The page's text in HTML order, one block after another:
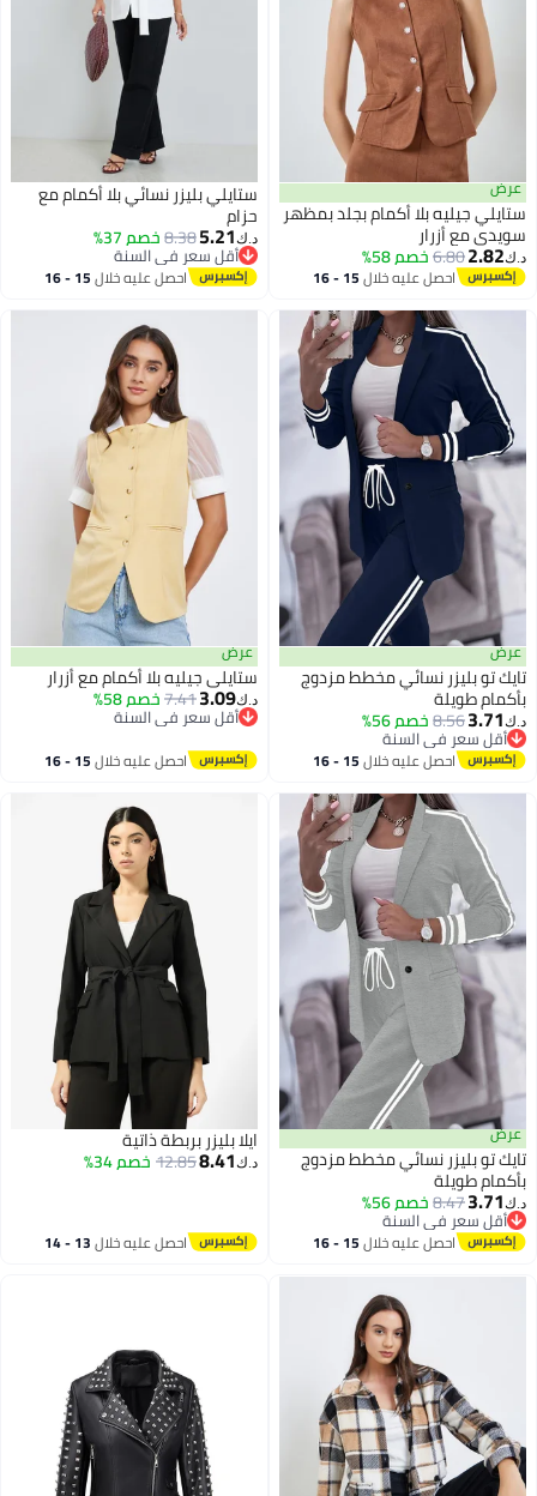
عرض
ستايلي جيليه بلا أكمام بجلد بمظهر
سويدي مع أزرار
د.ك‏2.82
6.80خصم 58%
احصل عليه خلال 15 - 16
ستايلي بليزر نسائي بلا أكمام مع
حزام
د.ك‏5.21
8.38خصم 37%
أقل سعر في السنة
أقل سعر في السنة
احصل عليه خلال 15 - 16
عرض
تايك تو بليزر نسائي مخطط مزدوج
بأكمام طويلة
د.ك‏3.71
8.56خصم 56%
أقل سعر في السنة
أقل سعر في السنة
احصل عليه خلال 15 - 16
اغسطس
2
عرض
ستايلي جيليه بلا أكمام مع أزرار
د.ك‏3.09
7.41خصم 58%
أقل سعر في السنة
أقل سعر في السنة
احصل عليه خلال 15 - 16
اغسطس
عرض
تايك تو بليزر نسائي مخطط مزدوج
بأكمام طويلة
د.ك‏3.71
8.47خصم 56%
أقل سعر في السنة
أقل سعر في السنة
احصل عليه خلال 15 - 16
ايلا بليزر بربطة ذاتية
د.ك‏8.41
12.85خصم 34%
احصل عليه خلال 13 - 14